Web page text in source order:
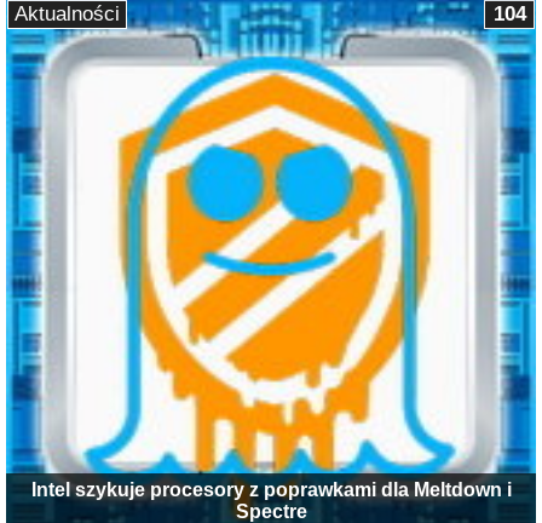
Intel szykuje procesory z poprawkami dla Meltdown i
Spectre
104
Aktualności